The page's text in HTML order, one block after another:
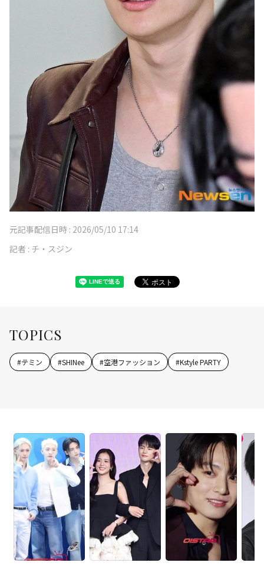
元記事配信日時 : 2026/05/10 17:14
記者 : チ・スジン
TOPICS
#テミン #SHINee #空港ファッション #Kstyle PARTY